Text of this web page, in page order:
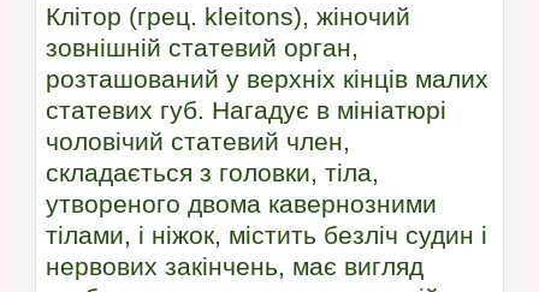
Клітор (грец. kleitons), жіночий
зовнішній статевий орган,
розташований у верхніх кінців малих
статевих губ. Нагадує в мініатюрі
чоловічий статевий член,
складається з головки, тіла,
утвореного двома кавернозними
тілами, і ніжок, містить безліч судин і
нервових закінчень, має вигляд